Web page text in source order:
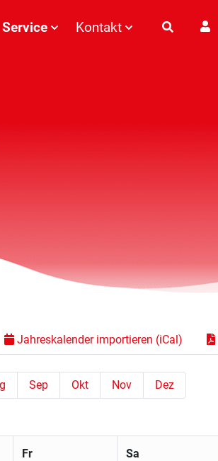
Service Kontakt
Jahreskalender importieren (iCal)
Sep Okt Nov Dez
Fr Sa